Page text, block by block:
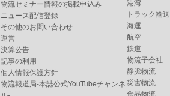
物流セミナー情報の掲載申込み
ニュース配信登録
その他のお問い合わせ
運営
決算公告
記事の利用
個人情報保護方針
物流報道局-本誌公式YouTubeチャンネ
港湾
トラック輸送
海運
航空
鉄道
物流子会社
静脈物流
災害物流
食品物流